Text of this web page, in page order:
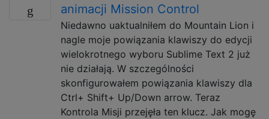
animacji Mission Control
Niedawno uaktualniłem do Mountain Lion i
nagle moje powiązania klawiszy do edycji
wielokrotnego wyboru Sublime Text 2 już
nie działają. W szczególności
skonfigurowałem powiązania klawiszy dla
Ctrl+ Shift+ Up/Down arrow. Teraz
Kontrola Misji przejęła ten klucz. Jak mogę